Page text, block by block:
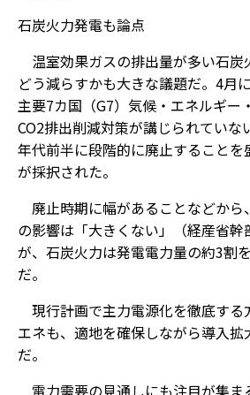
石炭火力発電も論点
温室効果ガスの排出量が多い石炭
どう減らすかも大きな議題だ。4月
主要7カ国（G7）気候・エネルギー
CO2排出削減対策が講じられていな
年代前半に段階的に廃止すること
が採択された。
廃止時期に幅があることなどから
の影響は「大きくない」（経産省幹
が、石炭火力は発電電力量の約3割
だ。
現行計画で主力電源化を徹底する
エネも、適地を確保しながら導入
だ。
電力需要の見通しにも注目が集ま